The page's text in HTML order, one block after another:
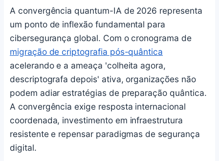
A convergência quantum-IA de 2026 representa
um ponto de inflexão fundamental para
cibersegurança global. Com o cronograma de
migração de criptografia pós-quântica
acelerando e a ameaça 'colheita agora,
descriptografa depois' ativa, organizações não
podem adiar estratégias de preparação quântica.
A convergência exige resposta internacional
coordenada, investimento em infraestrutura
resistente e repensar paradigmas de segurança
digital.